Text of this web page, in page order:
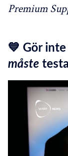
Premium
💙 Gör
måste